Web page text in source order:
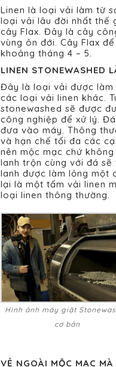
Linen là loại vải làm từ
loại vải lâu đời nhất thế
cây Flax. Đây là cây
vùng ôn đới. Cây Flax
khoảng tháng 4 – 5.
LINEN STONEWASHED
Đây là loại vải được
các loại vải linen khác.
stonewashed sẽ được
công nghiệp để xử lý.
đưa vào máy. Thông
và hạn chế tối đa các
nên mộc mạc chứ
lanh trộn cùng với đá
lanh được làm lỏng một
lại là một tấm vải linen
loại linen thông thường.
Hình ảnh máy giặt
cơ bản
VẺ NGOÀI MỘC MẠC